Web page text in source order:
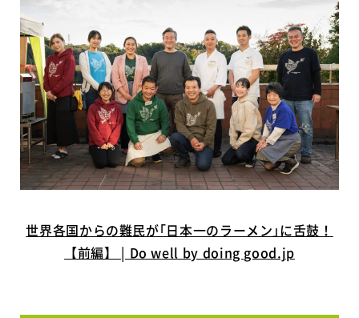
世界各国からの難民が｢日本一のラーメン｣に舌鼓！
【前編】 | Do well by doing good.jp